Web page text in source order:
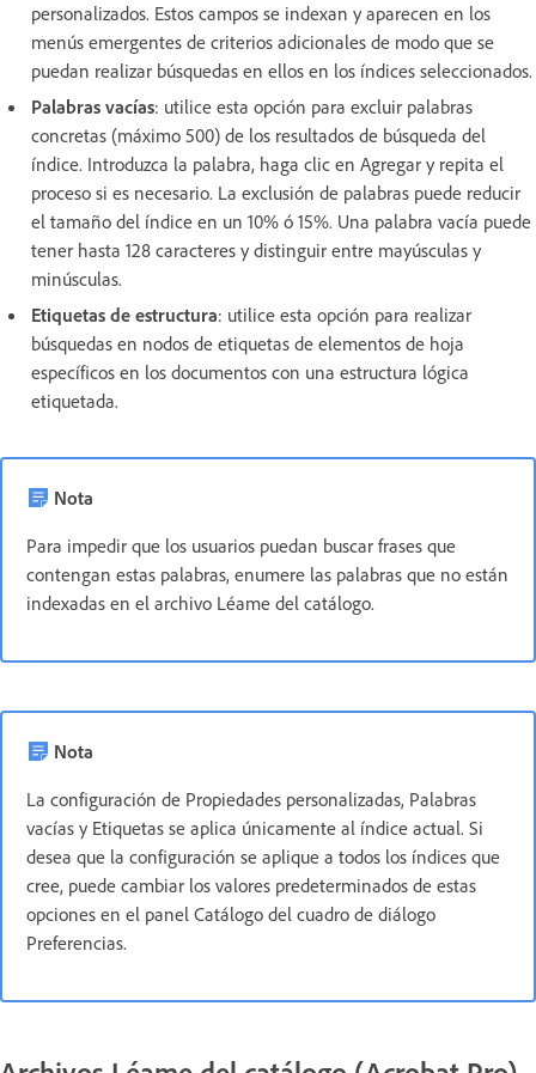
personalizados. Estos campos se indexan y aparecen en los
menús emergentes de criterios adicionales de modo que se
puedan realizar búsquedas en ellos en los índices seleccionados.
Palabras vacías: utilice esta opción para excluir palabras
concretas (máximo 500) de los resultados de búsqueda del
índice. Introduzca la palabra, haga clic en Agregar y repita el
proceso si es necesario. La exclusión de palabras puede reducir
el tamaño del índice en un 10% ó 15%. Una palabra vacía puede
tener hasta 128 caracteres y distinguir entre mayúsculas y
minúsculas.
Etiquetas de estructura: utilice esta opción para realizar
búsquedas en nodos de etiquetas de elementos de hoja
específicos en los documentos con una estructura lógica
etiquetada.
Nota
Para impedir que los usuarios puedan buscar frases que
contengan estas palabras, enumere las palabras que no están
indexadas en el archivo Léame del catálogo.
Nota
La configuración de Propiedades personalizadas, Palabras
vacías y Etiquetas se aplica únicamente al índice actual. Si
desea que la configuración se aplique a todos los índices que
cree, puede cambiar los valores predeterminados de estas
opciones en el panel Catálogo del cuadro de diálogo
Preferencias.